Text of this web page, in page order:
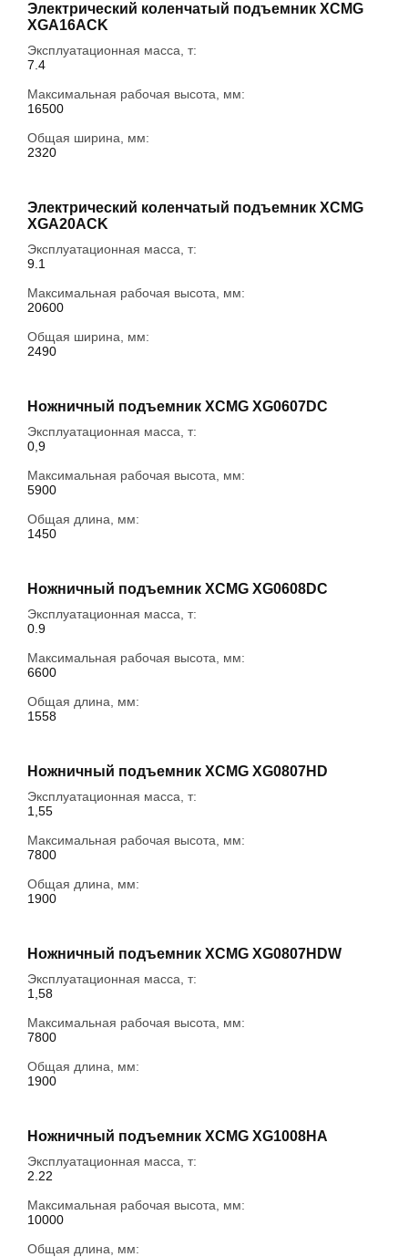
Электрический коленчатый подъемник XCMG
XGA16ACK
Эксплуатационная масса, т:
7.4
Максимальная рабочая высота, мм:
16500
Общая ширина, мм:
2320
Электрический коленчатый подъемник XCMG
XGA20ACK
Эксплуатационная масса, т:
9.1
Максимальная рабочая высота, мм:
20600
Общая ширина, мм:
2490
Ножничный подъемник XCMG XG0607DC
Эксплуатационная масса, т:
0,9
Максимальная рабочая высота, мм:
5900
Общая длина, мм:
1450
Ножничный подъемник XCMG XG0608DC
Эксплуатационная масса, т:
0.9
Максимальная рабочая высота, мм:
6600
Общая длина, мм:
1558
Ножничный подъемник XCMG XG0807HD
Эксплуатационная масса, т:
1,55
Максимальная рабочая высота, мм:
7800
Общая длина, мм:
1900
Ножничный подъемник XCMG XG0807HDW
Эксплуатационная масса, т:
1,58
Максимальная рабочая высота, мм:
7800
Общая длина, мм:
1900
Ножничный подъемник XCMG XG1008HA
Эксплуатационная масса, т:
2.22
Максимальная рабочая высота, мм:
10000
Общая длина, мм: